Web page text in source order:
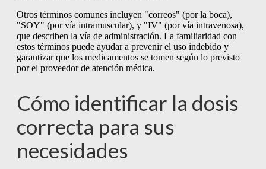
Otros términos comunes incluyen "correos" (por la boca),
"SOY" (por vía intramuscular), y "IV" (por vía intravenosa),
que describen la vía de administración. La familiaridad con
estos términos puede ayudar a prevenir el uso indebido y
garantizar que los medicamentos se tomen según lo previsto
por el proveedor de atención médica.
Cómo identificar la dosis
correcta para sus
necesidades